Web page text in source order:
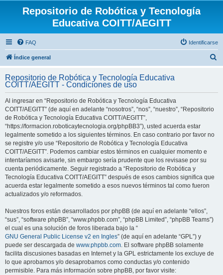
Repositorio de Robótica y Tecnología
Educativa COITT/AEGITT
FAQ Identificarse
Índice general
c
Repositorio de Robótica y Tecnología Educativa
COITT/AEGITT - Condiciones de uso
Al ingresar en “Repositorio de Robótica y Tecnología Educativa
COITT/AEGITT” (de aquí en adelante “nosotros”, “nos”, “nuestro”, “Repositorio
de Robótica y Tecnología Educativa COITT/AEGITT”,
“https://formacion.roboticaytecnologia.org/phpBB3”), usted acuerda estar
legalmente sometido a los siguientes términos. En caso contrario por favor no
se registre y/o use “Repositorio de Robótica y Tecnología Educativa
COITT/AEGITT”. Podemos cambiar estos términos en cualquier momento e
intentaríamos avisarle, sin embargo sería prudente que los revisase por su
cuenta periódicamente. Seguir registrado a “Repositorio de Robótica y
Tecnología Educativa COITT/AEGITT” después de esos cambios significa que
acuerda estar legalmente sometido a esos nuevos términos tal como fueron
actualizados y/o reformados.
Nuestros foros están desarrollados por phpBB (de aquí en adelante “ellos”,
“sus”, “software phpBB”, “www.phpbb.com”, “phpBB Limited”, “phpBB Teams”)
el cual es una solución de foros liberada bajo la “
GNU General Public License v2 en Ingles” (de aquí en adelante “GPL”) y
puede ser descargada de www.phpbb.com. El software phpBB solamente
facilita discusiones basadas en Internet y la GPL estrictamente los excluye de
lo que aprobamos y/o desaprobamos como conductas y/o contenido
permisible. Para más información sobre phpBB, por favor visite: